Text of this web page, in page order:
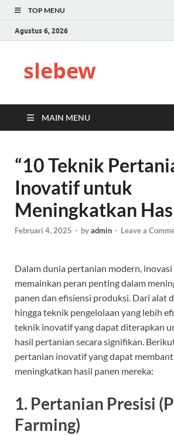
TOP MENU
Agustus 6, 2026
slebew
MAIN MENU
“10 Teknik
Inovatif untuk
Meningkatkan
Februari 4, 2025 - byadmin - Leave a
Dalam dunia pertanian modern,
memainkan peran penting dalam
panen dan efisiensi produksi. Dari alat
hingga teknik pengelolaan yang lebih
teknik inovatif yang dapat diterapkan
hasil pertanian secara signifikan.
pertanian inovatif yang dapat
meningkatkan hasil panen mereka:
1. Pertanian Presisi
Farming)